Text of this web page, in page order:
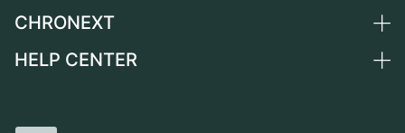
Suisse
France
Independent Brands
Vendre une montre
CHRONEXT
Qui sommes-nous ?
HELP CENTER